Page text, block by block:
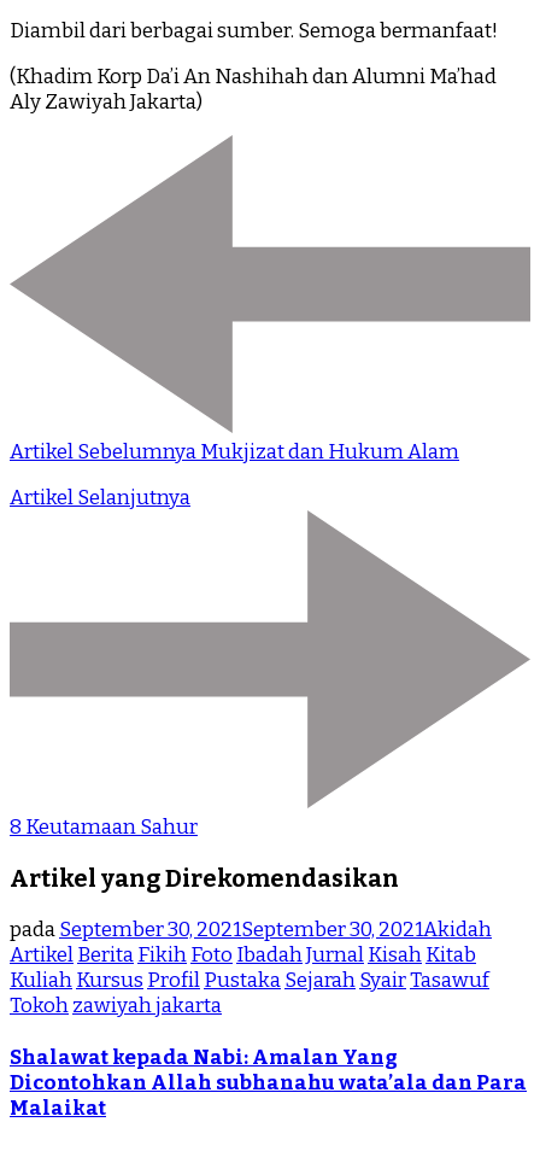
Diambil dari berbagai sumber. Semoga bermanfaat!
(Khadim Korp Da’i An Nashihah dan Alumni Ma’had
Aly Zawiyah Jakarta)
Artikel SebelumnyaMukjizat dan Hukum Alam
Artikel Selanjutnya
8 Keutamaan Sahur
Artikel yang Direkomendasikan
padaSeptember 30, 2021September 30, 2021Akidah
ArtikelBeritaFikihFoto IbadahJurnalKisahKitab
KuliahKursus ProfilPustakaSejarahSyairTasawuf
Tokohzawiyah jakarta
Shalawat kepada Nabi: Amalan Yang
Dicontohkan Allah subhanahu wata’ala dan Para
Malaikat